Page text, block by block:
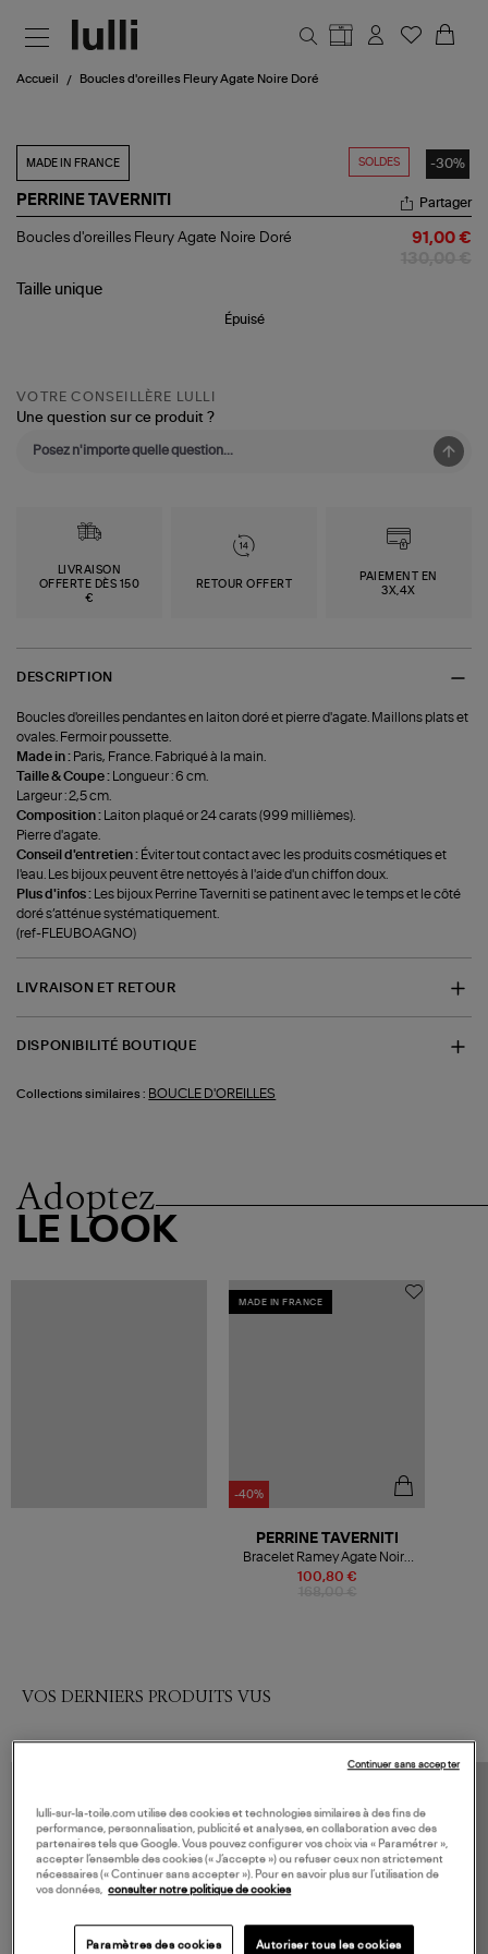
Accueil Boucles d'oreilles Fleury Agate Noire Doré
SOLDES -30%
MADE IN FRANCE
PERRINE TAVERNITI
Boucles
Agate
Partager
Boucles d'oreilles Fleury Agate Noire Doré 91,00 €
Taille unique
Épuisé
VOTRE CONSEILLÈRE LULLI
Une question sur ce produit ?
LIVRAISON
OFFERTE DÈS 150
€
RETOUR OFFERT
PAIEMENT EN
3X,4X
DESCRIPTION
Boucles d'oreilles pendantes en laiton doré et pierre d'agate. Maillons plats et
ovales. Fermoir poussette.
Made in : Paris, France. Fabriqué à la main.
Taille & Coupe :
Longueur : 6 cm.
Largeur : 2,5 cm.
Composition :
Laiton plaqué or 24 carats (999 millièmes).
Pierre d'agate.
Conseil d'entretien : Éviter tout contact avec les produits cosmétiques et
l'eau. Les bijoux peuvent être nettoyés à l'aide d'un chiffon doux.
Plus d'infos :
Les bijoux Perrine Taverniti se patinent avec le temps et le côté
doré s’atténue systématiquement.
(ref-FLEUBOAGNO)
LIVRAISON ET RETOUR
DISPONIBILITÉ BOUTIQUE
Collections similaires : BOUCLE D'OREILLES
Adoptez
LE LOOK
MADE IN FRANCE
-40%
100,80 €
PERRINE TAVERNITI
Bracelet Ramey Agate Noire
Doré
VOS DERNIERS PRODUITS VUS
lulli-sur-la-toile.com utilise des cookies et technologies similaires à des fins de
performance, personnalisation, publicité et analyses, en collaboration avec des
partenaires tels que Google. Vous pouvez configurer vos choix via « Paramétrer »,
accepter l’ensemble des cookies (« J’accepte ») ou refuser ceux non strictement
nécessaires (« Continuer sans accepter »). Pour en savoir plus sur l’utilisation de
vos données, consulter notre politique de cookies
Paramètres des cookies Autoriser tous les cookies
Continuer sans accepter